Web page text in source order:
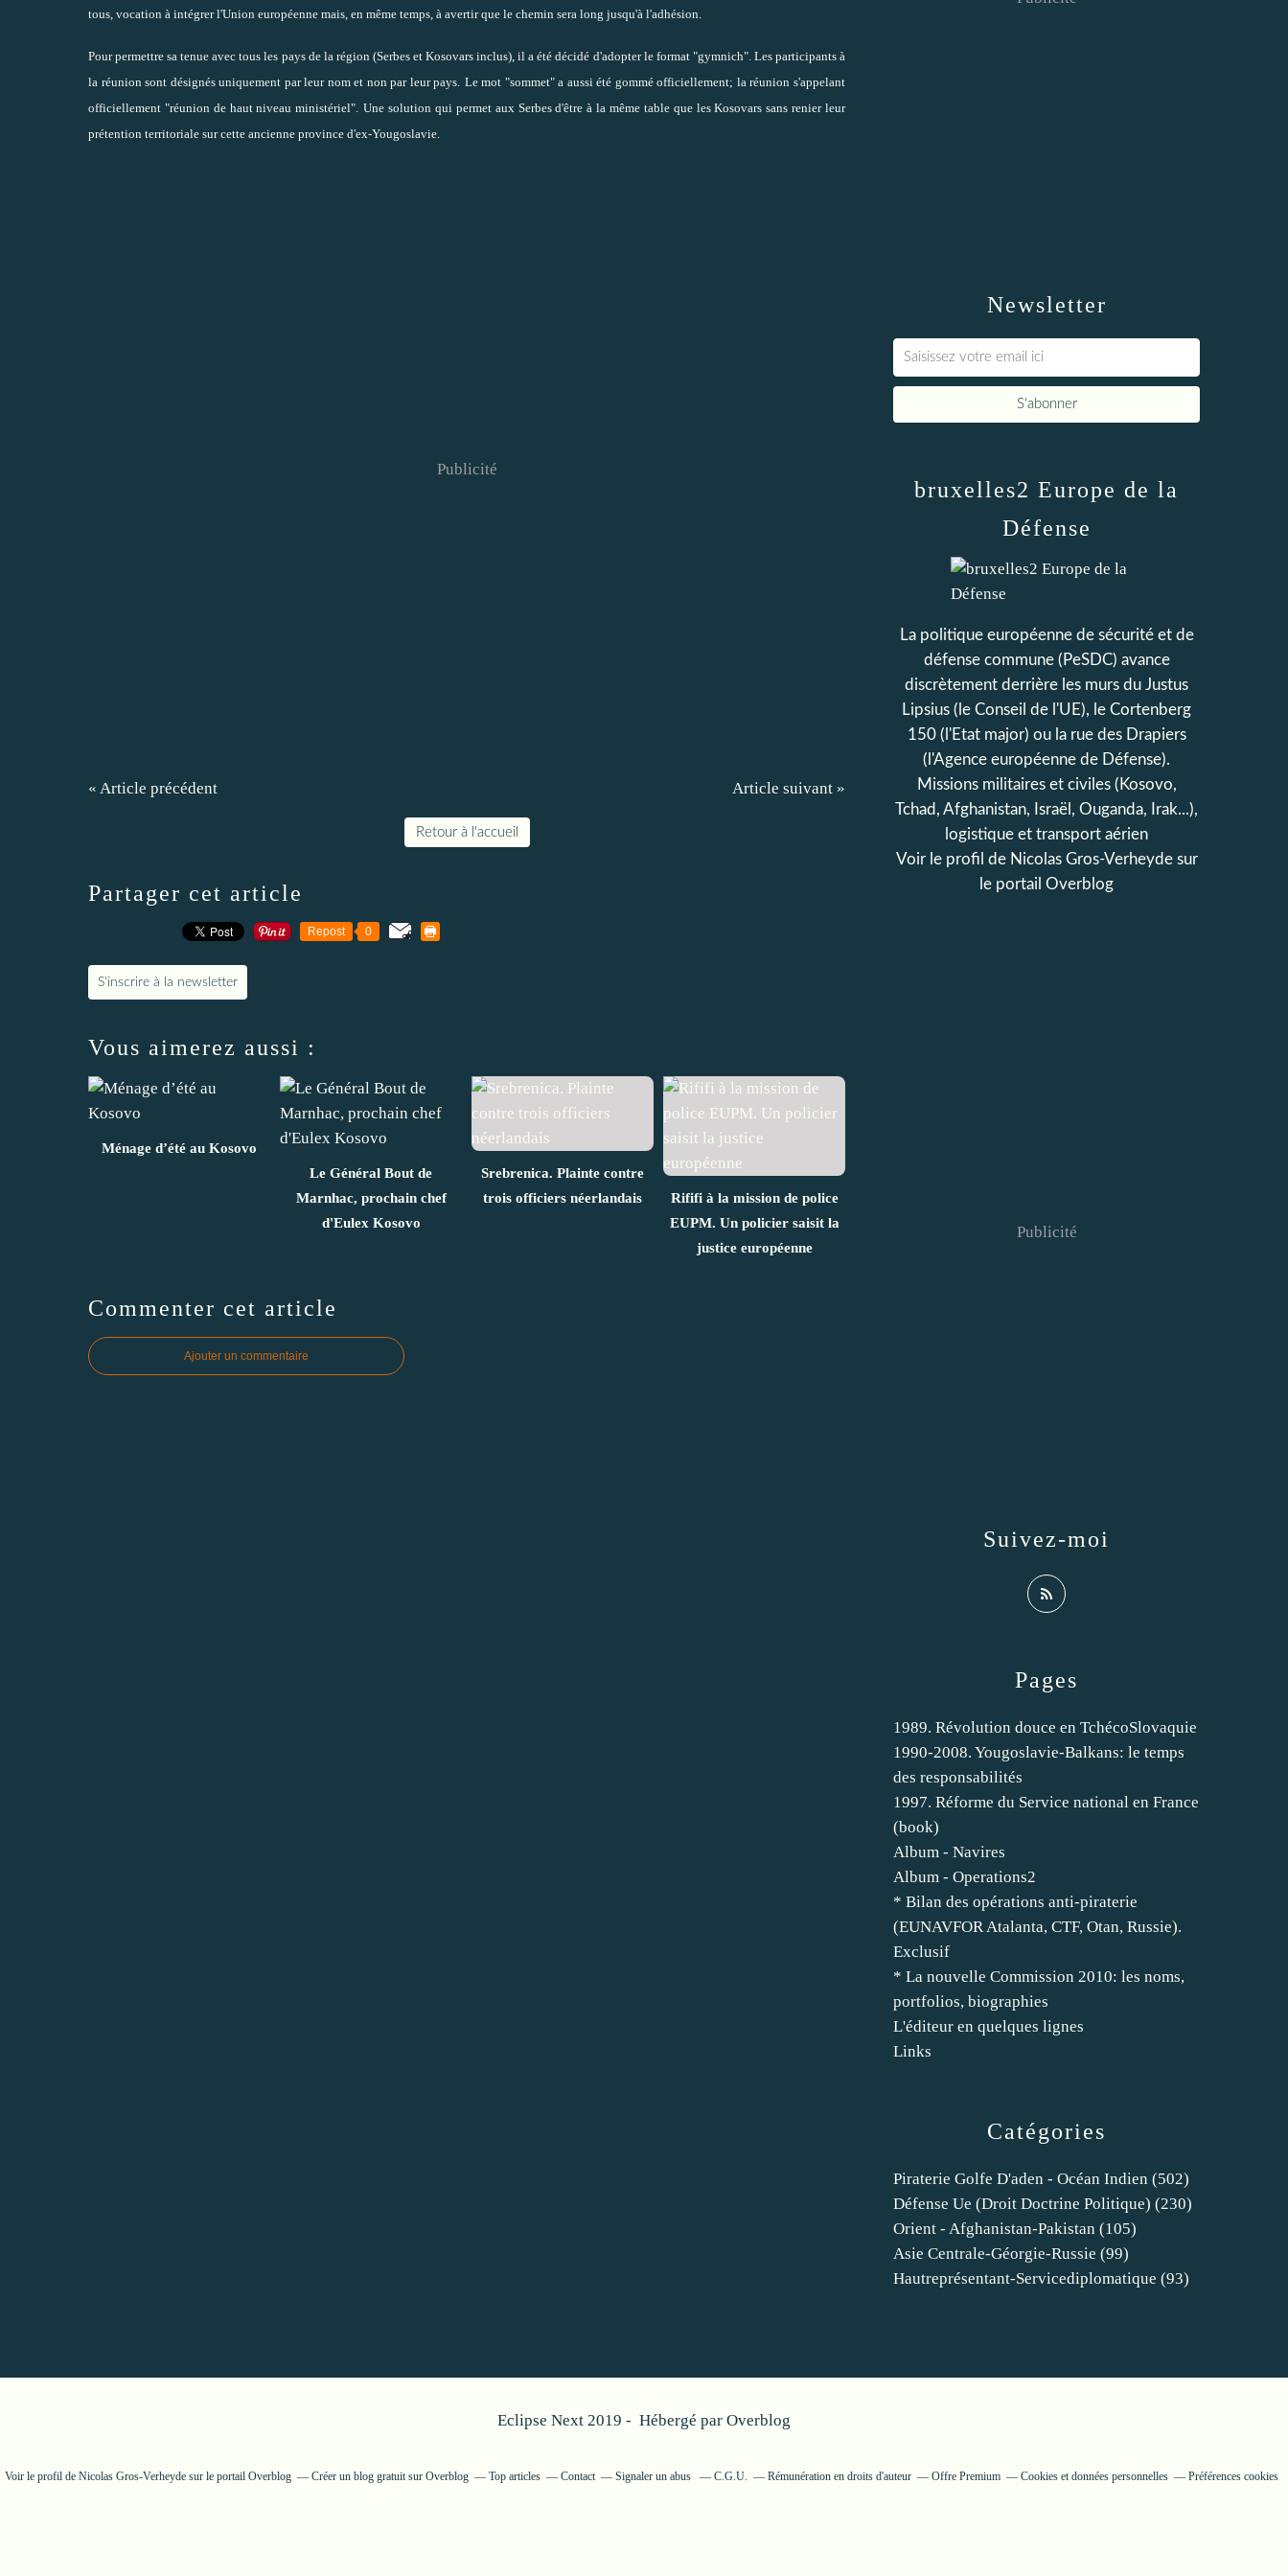
tous, vocation à intégrer l'Union européenne mais, en même temps, à avertir que le chemin sera long jusqu'à l'adhésion.
Pour permettre sa tenue avec tous les pays de la région (Serbes et Kosovars inclus), il a été décidé d'adopter le format "gymnich". Les participants à
la réunion sont désignés uniquement par leur nom et non par leur pays. Le mot "sommet" a aussi été gommé officiellement; la réunion s'appelant
officiellement "réunion de haut niveau ministériel". Une solution qui permet aux Serbes d'être à la même table que les Kosovars sans renier leur
prétention territoriale sur cette ancienne province d'ex-Yougoslavie.
Publicité
« Article précédent Article suivant »
Retour à l'accueil
Partager cet article
Repost 0
S'inscrire à la newsletter
Vous aimerez aussi :
Ménage d’été au Kosovo
Le Général Bout de
Marnhac, prochain chef
d'Eulex Kosovo
Srebrenica. Plainte contre
trois officiers néerlandais
Rififi à la mission de police
EUPM. Un policier saisit la
justice européenne
Commenter cet article
Ajouter un commentaire
Newsletter
Catégories
Piraterie Golfe D'aden - Océan Indien (502)
Défense Ue (droit Doctrine Politique) (230)
Orient - Afghanistan-Pakistan (105)
Asie Centrale-Géorgie-Russie (99)
Hautreprésentant-Servicediplomatique (93)
Pages
1989. Révolution douce en TchécoSlovaquie
1990-2008. Yougoslavie-Balkans: le temps
des responsabilités
1997. Réforme du Service national en France
(book)
Album - Navires
Album - Operations2
* Bilan des opérations anti-piraterie
(EUNAVFOR Atalanta, CTF, Otan, Russie).
Exclusif
* La nouvelle Commission 2010: les noms,
portfolios, biographies
L'éditeur en quelques lignes
Links
bruxelles2 Europe de la
Défense
La politique européenne de sécurité et de
défense commune (PeSDC) avance
discrètement derrière les murs du Justus
Lipsius (le Conseil de l'UE), le Cortenberg
150 (l'Etat major) ou la rue des Drapiers
(l'Agence européenne de Défense).
Missions militaires et civiles (Kosovo,
Tchad, Afghanistan, Israël, Ouganda, Irak...),
logistique et transport aérien
Voir le profil de Nicolas Gros-Verheydesur
le portail Overblog
Suivez-moi
Publicité
Eclipse Next 2019 - Hébergé par Overblog
Voir le profil de Nicolas Gros-Verheydesur le portail Overblog Créer un blog gratuit sur Overblog Top articles Contact Signaler un abus C.G.U. Rémunération en droits d'auteur Offre Premium Cookies et données personnelles Préférences cookies